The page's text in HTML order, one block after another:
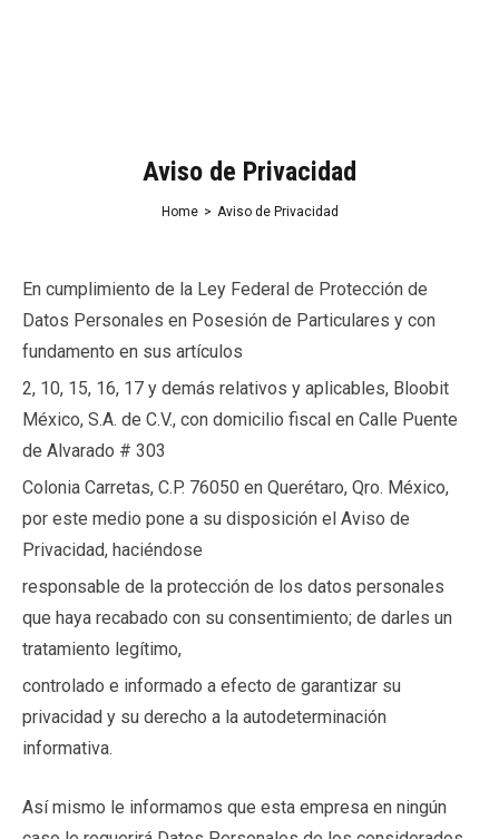
Aviso de Privacidad
Home > Aviso de Privacidad
En cumplimiento de la Ley Federal de Protección de
Datos Personales en Posesión de Particulares y con
fundamento en sus artículos
2, 10, 15, 16, 17 y demás relativos y aplicables, Bloobit
México, S.A. de C.V., con domicilio fiscal en Calle Puente
de Alvarado # 303
Colonia Carretas, C.P. 76050 en Querétaro, Qro. México,
por este medio pone a su disposición el Aviso de
Privacidad, haciéndose
responsable de la protección de los datos personales
que haya recabado con su consentimiento; de darles un
tratamiento legítimo,
controlado e informado a efecto de garantizar su
privacidad y su derecho a la autodeterminación
informativa.
Así mismo le informamos que esta empresa en ningún